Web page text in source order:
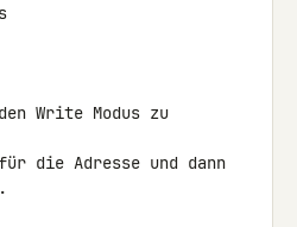
Write Modus zu
die Adresse und dann